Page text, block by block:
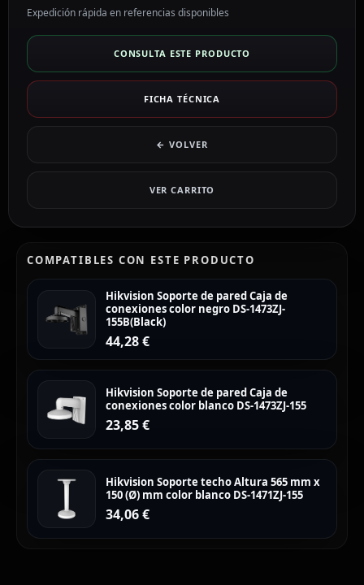
Expedición rápida en referencias disponibles
CONSULTA ESTE PRODUCTO
FICHA TÉCNICA
← VOLVER
VER CARRITO
COMPATIBLES CON ESTE PRODUCTO
Hikvision Soporte de pared Caja de
conexiones color negro DS-1473ZJ-
155B(Black)
44,28€
Hikvision Soporte de pared Caja de
conexiones color blanco DS-1473ZJ-155
23,85€
Hikvision Soporte techo Altura 565 mm x
150 (Ø) mm color blanco DS-1471ZJ-155
34,06€